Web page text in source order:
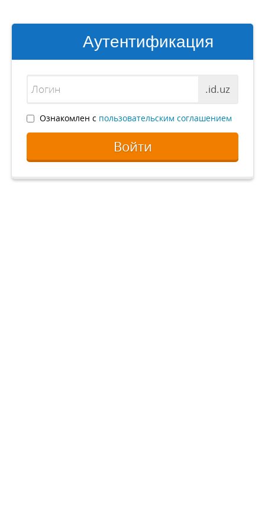
Аутентификация
.id.uz
Ознакомлен с пользовательским соглашением
Войти